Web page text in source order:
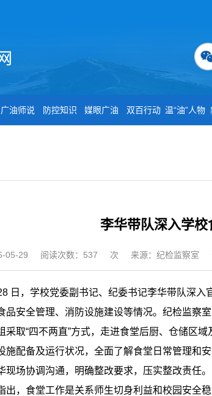
广油师说 防控知识 媒眼广油 双百行动 温“油”人物
李华带队深入学
05-29 阅读次数： 537 次 来源：纪检监察室
日，学校党委副书记、纪委书记李华带队深
品安全管理、消防设施建设等情况。纪检监察
采取“四不两直”方式，走进食堂后厨、仓储区
施配备及运行状况，全面了解食堂日常管理和
现场协调沟通，明确整改要求，压实整改责任。
出，食堂工作是关系师生切身利益和校园安全